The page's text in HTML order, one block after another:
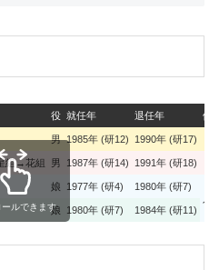
役 就任年 退任年 備
男 1985年 (研12) 1990年 (研17)
組→花組 男 1987年 (研14) 1991年 (研18)
娘 1977年 (研4)
1980年 (研7)
娘 1980年 (研7) 1984年 (研11)
ールできます